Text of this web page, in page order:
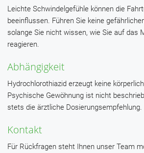
Leichte Schwindelgefühle können die
beeinflussen. Führen Sie keine
solange Sie nicht wissen, wie Sie auf das
reagieren.
Abhängigkeit
Hydrochlorothiazid erzeugt keine
Psychische Gewöhnung ist nicht
stets die ärztliche Dosierungsempfehlung.
Kontakt
Für Rückfragen steht Ihnen unser Team